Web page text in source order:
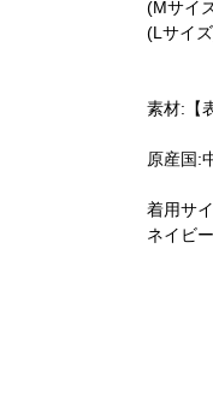
(Mサイ
(Lサイ
素材:【
原産国:
着用サ
ネイビ